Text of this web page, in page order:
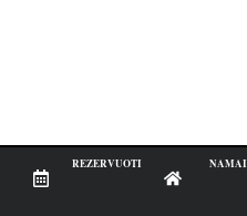
REZERVUOTI NAMAI